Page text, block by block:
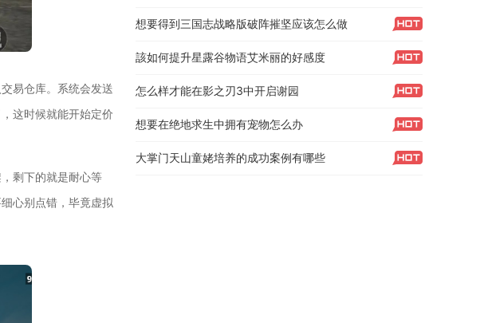
易仓库。系统会发送
这时候就能开始定价
剩下的就是耐心等
心别点错，毕竟虚拟
想要得到三国志战略版破阵摧坚应该怎么做
該如何提升星露谷物语艾米丽的好感度
怎么样才能在影之刃3中开启谢园
想要在绝地求生中拥有宠物怎么办
大掌门天山童姥培养的成功案例有哪些